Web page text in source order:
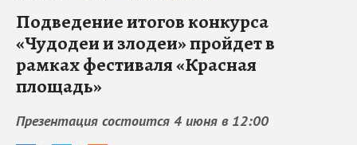
Подведение итогов конкурса
«Чудодеи и злодеи» пройдет в
рамках фестиваля «Красная
площадь»
Презентация состоится 4 июня в 12:00